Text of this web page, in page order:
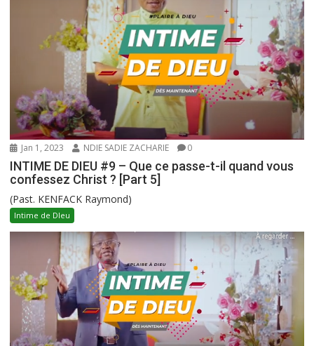
Jan 1, 2023 NDIE SADIE ZACHARIE 0
INTIME DE DIEU #9 – Que ce passe-t-il quand vous
confessez Christ ? [Part 5]
(Past. KENFACK Raymond)
Intime de DIeu